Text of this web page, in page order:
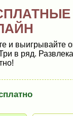
и выигрывайте
в ряд.